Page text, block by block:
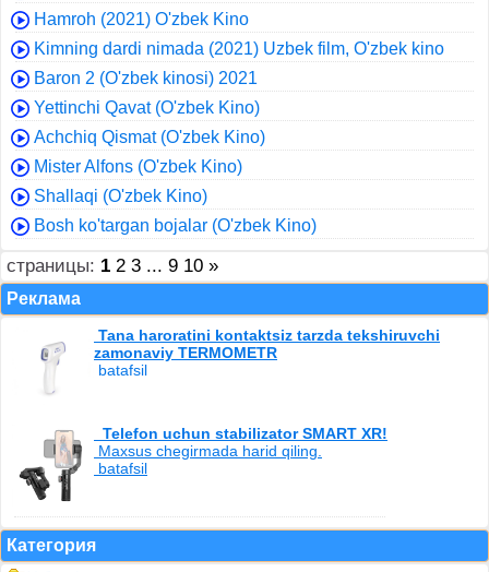
Hamroh (2021) O'zbek Kino
Kimning dardi nimada (2021) Uzbek film, O'zbek kino
Baron 2 (O'zbek kinosi) 2021
Yettinchi Qavat (O'zbek Kino)
Achchiq Qismat (O'zbek Kino)
Mister Alfons (O'zbek Kino)
Shallaqi (O'zbek Kino)
Bosh ko'targan bojalar (O'zbek Kino)
страницы: 1 2 3 ... 9 10 »
Реклама
Tana haroratini kontaktsiz tarzda tekshiruvchi
zamonaviy TERMOMETR
batafsil
Telefon uchun stabilizator SMART XR!
Maxsus chegirmada harid qiling.
batafsil
Категория